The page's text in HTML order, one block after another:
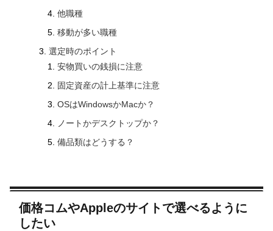
他職種
移動が多い職種
選定時のポイント
安物買いの銭損に注意
固定資産の計上基準に注意
OSはWindowsかMacか？
ノートかデスクトップか？
備品類はどうする？
価格コムやAppleのサイトで選べるように
したい